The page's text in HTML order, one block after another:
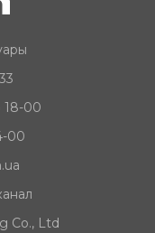
18-00
00
Co., Ltd